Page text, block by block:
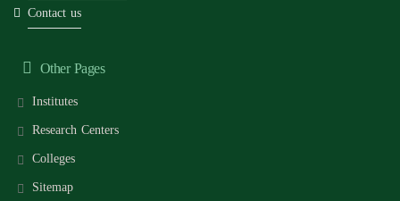
Contact us
Other Pages
Institutes
Research Centers
Colleges
Sitemap